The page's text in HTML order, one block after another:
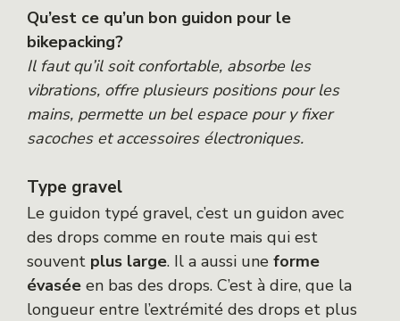
Qu’est ce qu’un bon guidon pour le
bikepacking?
Il faut qu’il soit confortable, absorbe les
vibrations, offre plusieurs positions pour les
mains, permette un bel espace pour y fixer
sacoches et accessoires électroniques.
Type gravel
Le guidon typé gravel, c’est un guidon avec
des drops comme en route mais qui est
souvent plus large. Il a aussi une forme
évasée en bas des drops. C’est à dire, que la
longueur entre l’extrémité des drops et plus